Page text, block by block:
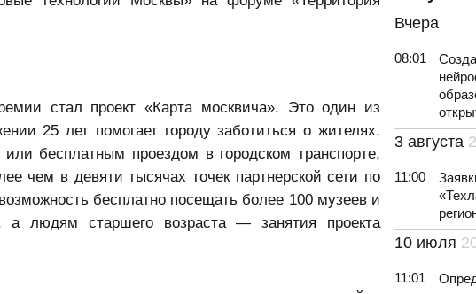
стал проект «Карта москвича». Это один из
25 лет помогает городу заботиться о жителях.
бесплатным проездом в городском транспорте,
чем в девяти тысячах точек партнерской сети по
бесплатно посещать более 100 музеев и
людям старшего возраста — занятия проекта
Вчера
08:01
3 августа
11:00
10 июля
11:01